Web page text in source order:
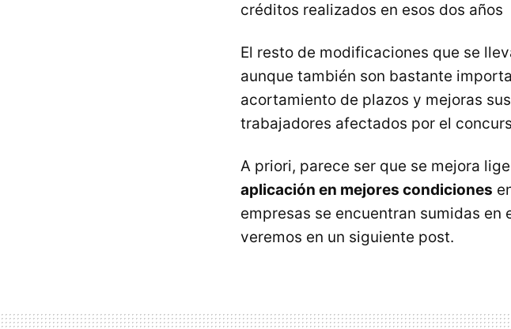
créditos realizados en esos dos años
El resto de modificaciones que se
aunque también son bastante
acortamiento de plazos y mejoras
trabajadores afectados por el
A priori, parece ser que se mejora
aplicación en mejores condiciones
empresas se encuentran sumidas en
veremos en un siguiente post.